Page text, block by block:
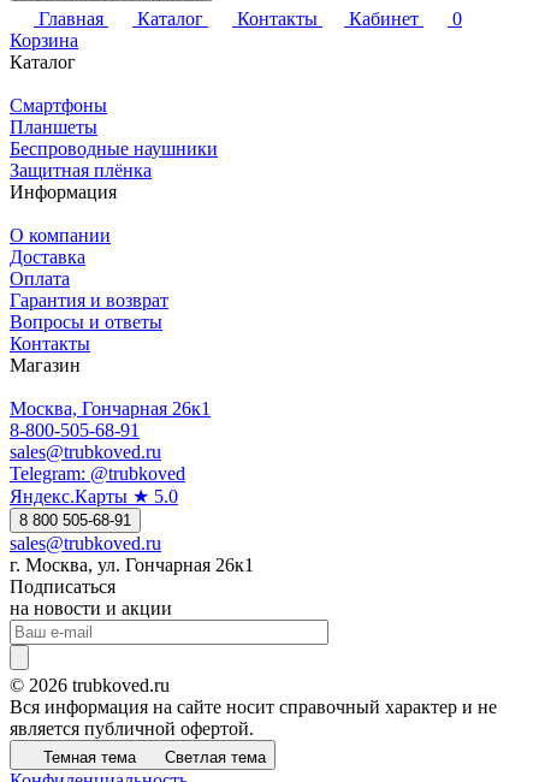
Главная Каталог Контакты Кабинет
0
Корзина
Каталог
Смартфоны
Планшеты
Беспроводные наушники
Защитная плёнка
Информация
О компании
Доставка
Оплата
Гарантия и возврат
Вопросы и ответы
Контакты
Магазин
Москва, Гончарная 26к1
8-800-505-68-91
sales@trubkoved.ru
Telegram: @trubkoved
Яндекс.Карты ★ 5.0
8 800 505-68-91
sales@trubkoved.ru
г. Москва, ул. Гончарная 26к1
Подписаться
на новости и акции
© 2026 trubkoved.ru
Вся информация на сайте носит справочный характер и не
является публичной офертой.
Темная тема Светлая тема